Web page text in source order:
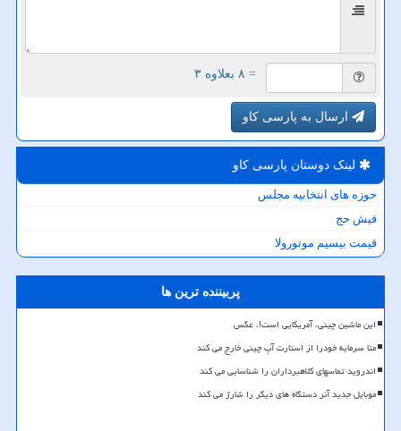
= ۸ بعلاوه ۳
ارسال به پارسی کاو
لینک دوستان پارسی كاو
حوزه های انتخابیه مجلس
فیش حج
قیمت بیسیم موتورولا
پربیننده ترین ها
این ماشین چینی، آمریکایی است!، عکس
متا سرمایه خودرا از استارت آپ چینی خارج می کند
اندروید تماسهای کلاهبرداران را شناسایی می کند
موبایل جدید آنر دستگاه های دیگر را شارژ می کند